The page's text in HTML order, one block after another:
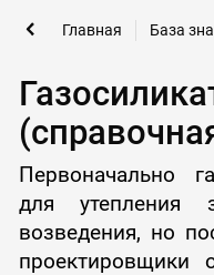
Главная База
Первоначально
для
возведения, но
проектировщики